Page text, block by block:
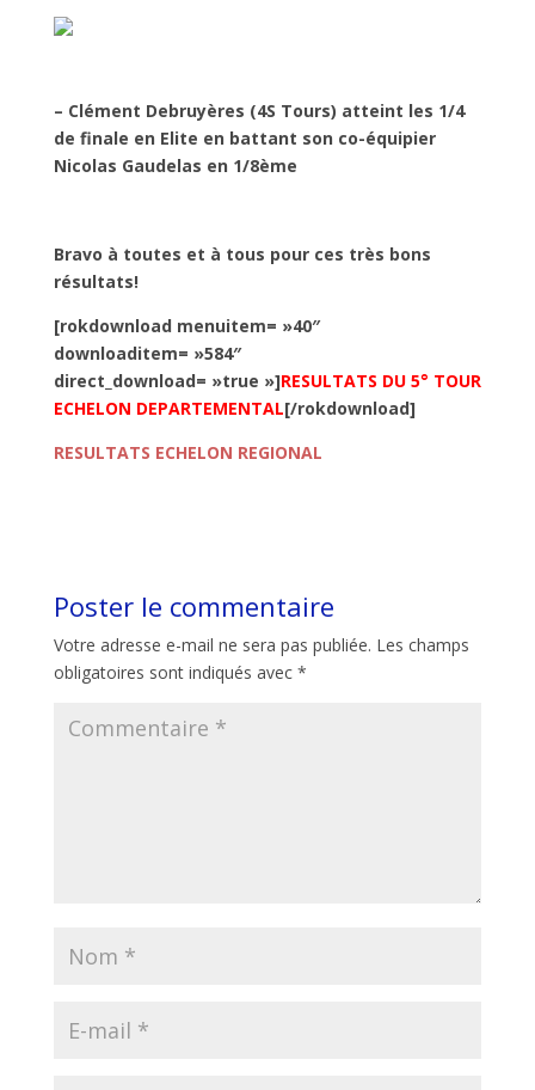
– Clément Debruyères (4S Tours) atteint les 1/4
de finale en Elite en battant son co-équipier
Nicolas Gaudelas en 1/8ème
Bravo à toutes et à tous pour ces très bons
résultats!
[rokdownload menuitem= »40″
downloaditem= »584″
direct_download= »true »]RESULTATS DU 5° TOUR
ECHELON DEPARTEMENTAL[/rokdownload]
RESULTATS ECHELON REGIONAL
Poster le commentaire
Votre adresse e-mail ne sera pas publiée. Les champs
obligatoires sont indiqués avec *